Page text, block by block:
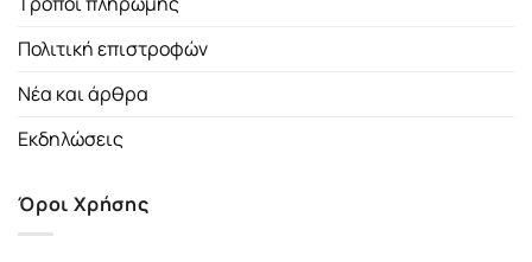
Πολιτική επιστροφών
Νέα και άρθρα
Εκδηλώσεις
Όροι Χρήσης